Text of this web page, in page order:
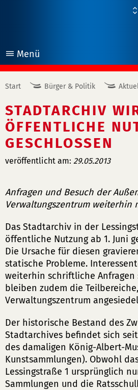
Menü
öffnen
Start Bürger & Politik
STADTARCHIV
ÖFFENTLICHE
GESCHLOSSEN
veröffentlicht am: 29.05.2013
Anfragen und Besuch der
Verwaltungszentrum weiterhin
Das Stadtarchiv in der
öffentliche Nutzung ab 1. Juni
Die Ursache für diesen
statische Probleme.
weiterhin schriftliche Anfragen
bleiben zudem die
Verwaltungszentrum
Der historische Bestand des
Stadtarchives befindet sich seit
des damaligen König-Albert-
Kunstsammlungen). Obwohl
Lessingstraße 1 ursprünglich
Sammlungen und die